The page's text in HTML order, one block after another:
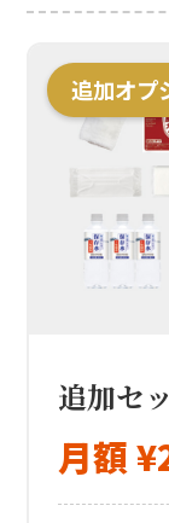
追加オプ
追加セ
月額